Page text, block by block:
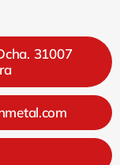
31007